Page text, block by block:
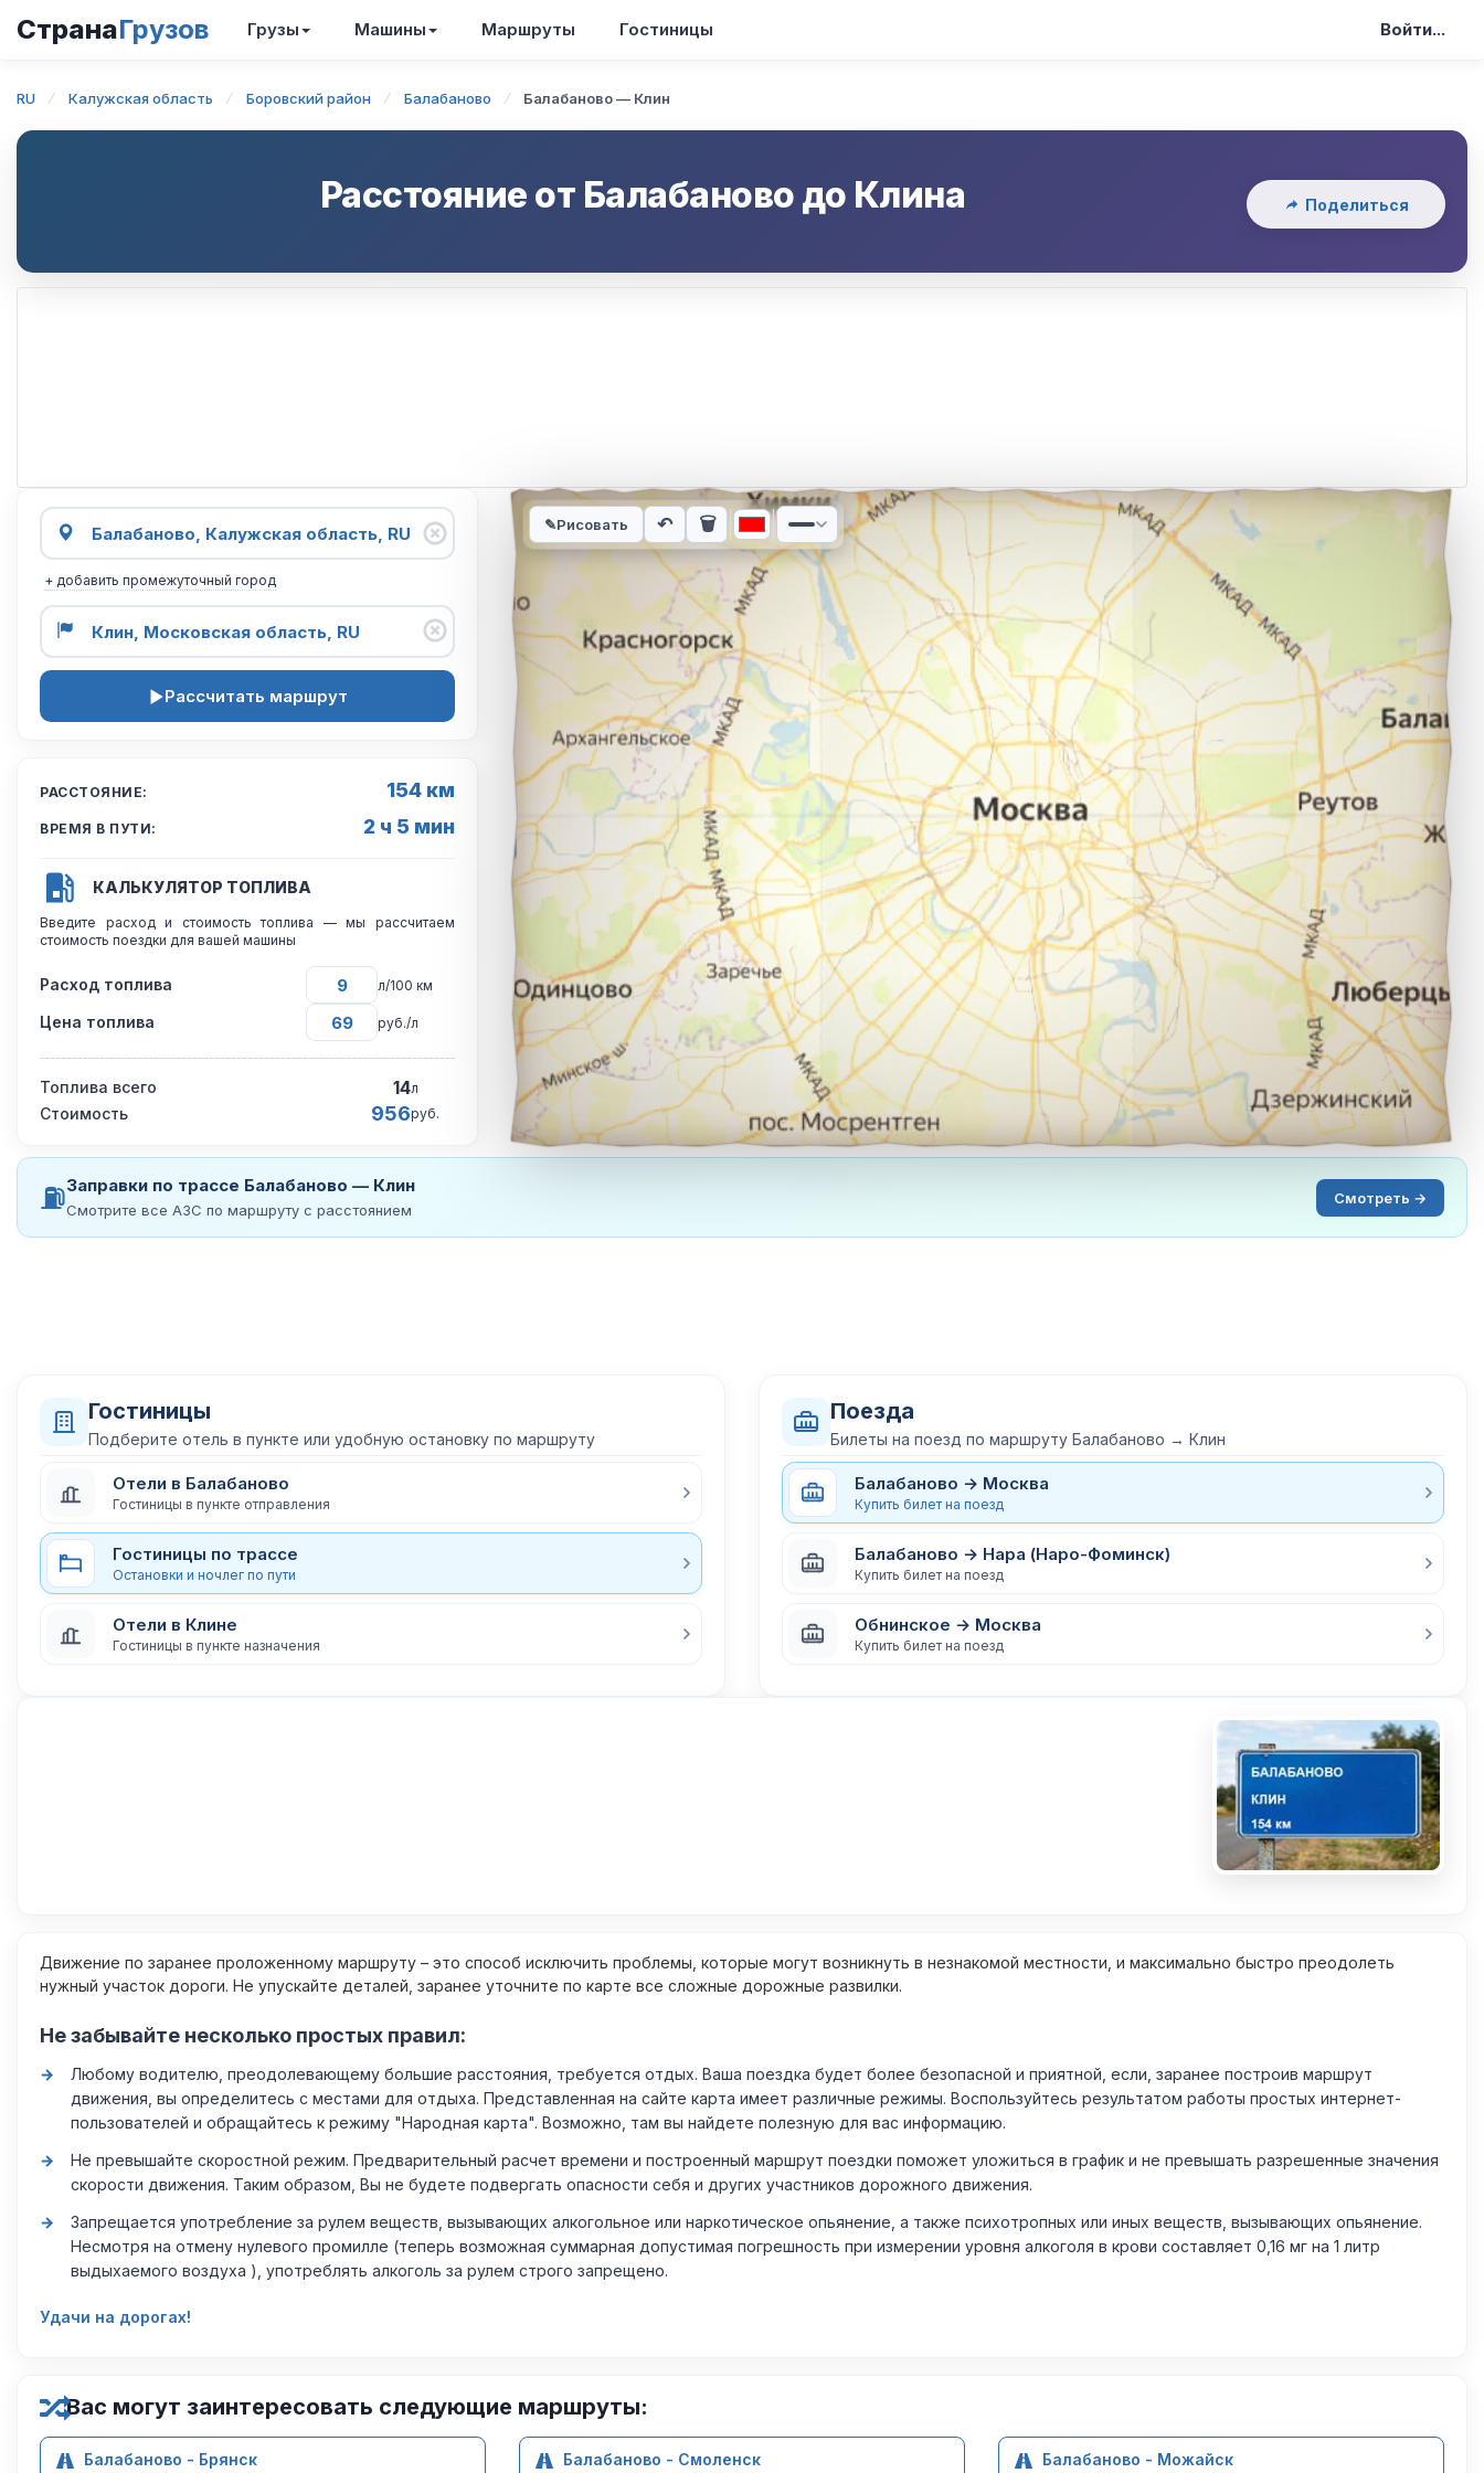
СтранаГрузов Грузы Машины Маршруты Гостиницы Войти...
RU Калужская область Боровский район Балабаново Балабаново — Клин
Расстояние от Балабаново до Клина Поделиться
+ добавить промежуточный город
Рассчитать маршрут
РАССТОЯНИЕ: 154 км
ВРЕМЯ В ПУТИ: 2 ч 5 мин
КАЛЬКУЛЯТОР ТОПЛИВА
Введите расход и стоимость топлива — мы рассчитаем
стоимость поездки для вашей машины
Расход топлива л/100 км
Цена топлива руб./л
Топлива всего 14л
Стоимость 956руб.
Интерактивная карта автомобильного маршрута из города Балабаново в город Клин.
✎Рисовать ↶ 🗑
⛽Заправки по трассе Балабаново — Клин
Смотрите все АЗС по маршруту с расстоянием
Смотреть →
Гостиницы
Подберите отель в пункте или удобную остановку по маршруту
Отели в Балабаново
Гостиницы в пункте отправления
Гостиницы по трассе
Остановки и ночлег по пути
Отели в Клине
Гостиницы в пункте назначения
Поезда
Билеты на поезд по маршруту Балабаново → Клин
Балабаново → Москва
Купить билет на поезд
Балабаново → Нара (Наро-Фоминск)
Купить билет на поезд
Обнинское → Москва
Купить билет на поезд
Движение по заранее проложенному маршруту – это способ исключить проблемы, которые могут возникнуть в незнакомой местности, и максимально быстро преодолеть
нужный участок дороги. Не упускайте деталей, заранее уточните по карте все сложные дорожные развилки.
Не забывайте несколько простых правил:
Любому водителю, преодолевающему большие расстояния, требуется отдых. Ваша поездка будет более безопасной и приятной, если, заранее построив маршрут
движения, вы определитесь с местами для отдыха. Представленная на сайте карта имеет различные режимы. Воспользуйтесь результатом работы простых интернет-
пользователей и обращайтесь к режиму "Народная карта". Возможно, там вы найдете полезную для вас информацию.
Не превышайте скоростной режим. Предварительный расчет времени и построенный маршрут поездки поможет уложиться в график и не превышать разрешенные значения
скорости движения. Таким образом, Вы не будете подвергать опасности себя и других участников дорожного движения.
Запрещается употребление за рулем веществ, вызывающих алкогольное или наркотическое опьянение, а также психотропных или иных веществ, вызывающих опьянение.
Несмотря на отмену нулевого промилле (теперь возможная суммарная допустимая погрешность при измерении уровня алкоголя в крови составляет 0,16 мг на 1 литр
выдыхаемого воздуха ), употреблять алкоголь за рулем строго запрещено.
Удачи на дорогах!
Вас могут заинтересовать следующие маршруты:
Балабаново - Брянск Балабаново - Смоленск Балабаново - Можайск